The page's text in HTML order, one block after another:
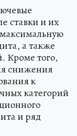
ставки и их
а также
Кроме того,
снижения
к
категорий
и ряд